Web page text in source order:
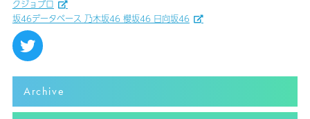
クジョブロ
坂46データベース 乃木坂46 櫻坂46 日向坂46
Archive